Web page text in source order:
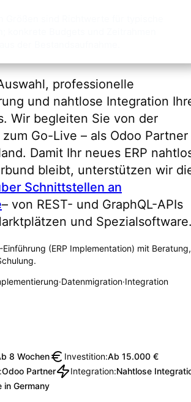
professionelle
und nahtlose Integration
Wir begleiten Sie von der
Go-Live – als Odoo Partner
Damit Ihr neues ERP
bleibt, unterstützen wir
Schnittstellen an
– von REST- und GraphQL-APIs
und
Einführung (ERP Implementation) mit Beratung,
·Datenmigration·Integration
8 Wochen Investition:Ab 15.000 €
:Odoo Partner Integration:Nahtlose
in Germany